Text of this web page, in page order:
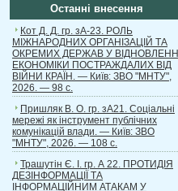
Останні внесення
Кот Д. Д. гр. зА-23. РОЛЬ
МІЖНАРОДНИХ ОРГАНІЗАЦІЙ ТА
ОКРЕМИХ ДЕРЖАВ У ВІДНОВЛЕННІ
ЕКОНОМІКИ ПОСТРАЖДАЛИХ ВІД
ВІЙНИ КРАЇН. — Київ: ЗВО "МНТУ",
2026. — 98 с.
Пришляк В. О. гр. зА21. Соціальні
мережі як інструмент публічних
комунікацій влади. — Київ: ЗВО
"МНТУ", 2026. — 108 с.
Трашутін Є. І. гр. А 22. ПРОТИДІЯ
ДЕЗІНФОРМАЦІЇ ТА
ІНФОРМАЦІЙНИМ АТАКАМ У